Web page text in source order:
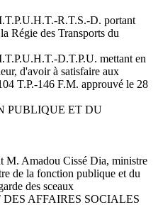
R.T.S.-D. portant
Régie des Transports du
D.T.P.U. mettant en
d'avoir à satisfaire aux
T.P.-146 F.M. approuvé le 28
PUBLIQUE ET DU
M. Amadou Cissé Dia, ministre
de la fonction publique et du
des sceaux
AFFAIRES SOCIALES